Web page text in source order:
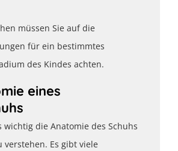
müssen Sie auf die
für ein bestimmtes
des Kindes achten.
eines
wichtig die Anatomie des Schuhs
verstehen. Es gibt viele